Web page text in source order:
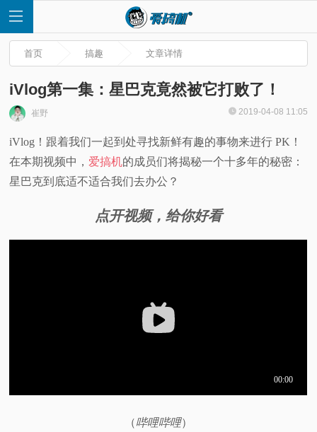
页
首页 搞趣 文章详情
iVlog第一集：星巴克竟然被它打败了！
崔野 2019-04-08 11:05
iVlog！跟着我们一起到处寻找新鲜有趣的事物来进行 PK！
在本期视频中， 爱搞机的成员们将揭秘一个十多年的秘密：
星巴克到底适不适合我们去办公？
点开视频，给你好看
（哔哩哔哩）